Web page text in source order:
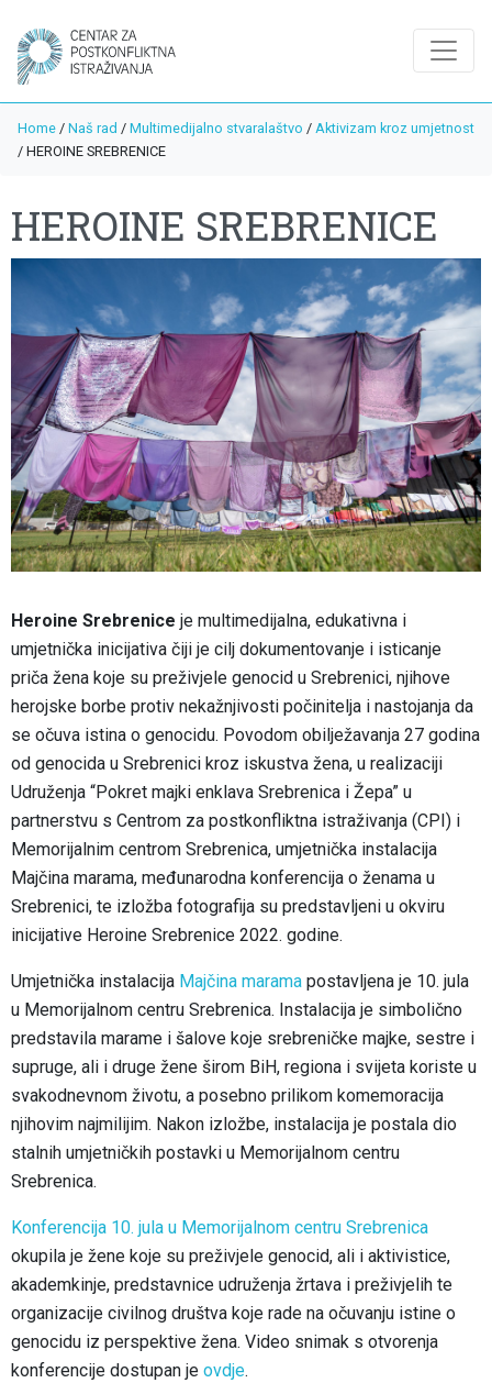
Home / Naš rad / Multimedijalno stvaralaštvo / Aktivizam kroz umjetnost
/ HEROINE SREBRENICE
HEROINE SREBRENICE
Heroine Srebrenice je multimedijalna, edukativna i
umjetnička inicijativa čiji je cilj dokumentovanje i isticanje
priča žena koje su preživjele genocid u Srebrenici, njihove
herojske borbe protiv nekažnjivosti počinitelja i nastojanja da
se očuva istina o genocidu. Povodom obilježavanja 27 godina
od genocida u Srebrenici kroz iskustva žena, u realizaciji
Udruženja “Pokret majki enklava Srebrenica i Žepa” u
partnerstvu s Centrom za postkonfliktna istraživanja (CPI) i
Memorijalnim centrom Srebrenica, umjetnička instalacija
Majčina marama, međunarodna konferencija o ženama u
Srebrenici, te izložba fotografija su predstavljeni u okviru
inicijative Heroine Srebrenice 2022. godine.
Umjetnička instalacija Majčina marama postavljena je 10. jula
u Memorijalnom centru Srebrenica. Instalacija je simbolično
predstavila marame i šalove koje srebreničke majke, sestre i
supruge, ali i druge žene širom BiH, regiona i svijeta koriste u
svakodnevnom životu, a posebno prilikom komemoracija
njihovim najmilijim. Nakon izložbe, instalacija je postala dio
stalnih umjetničkih postavki u Memorijalnom centru
Srebrenica.
Konferencija 10. jula u Memorijalnom centru Srebrenica
okupila je žene koje su preživjele genocid, ali i aktivistice,
akademkinje, predstavnice udruženja žrtava i preživjelih te
organizacije civilnog društva koje rade na očuvanju istine o
genocidu iz perspektive žena. Video snimak s otvorenja
konferencije dostupan je ovdje.